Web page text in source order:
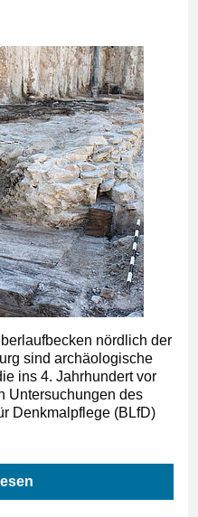
nördlich der
sind archäologische
ins 4. Jahrhundert vor
Untersuchungen des
Denkmalpflege (BLfD)